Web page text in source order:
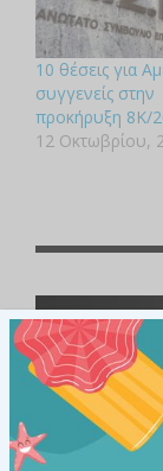
10 θέσεις για
συγγενείς στην
προκήρυξη 8Κ/
12 Οκτωβρίου,
Άτομα με
ΥΠΗΡΕΣΙΕΣ